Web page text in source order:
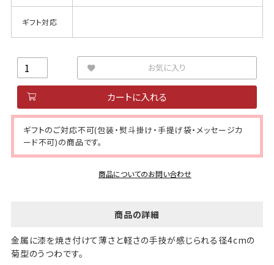
ギフト対応
お気に入り
カートに入れる
ギフトのご対応不可(包装・熨斗掛け・手提げ袋・メッセージカ
ード不可)の商品です。
商品についてのお問い合わせ
商品の詳細
金属に漆を焼き付けて薄さと軽さの手技が感じられる径4cmの
菊型のうつわです。